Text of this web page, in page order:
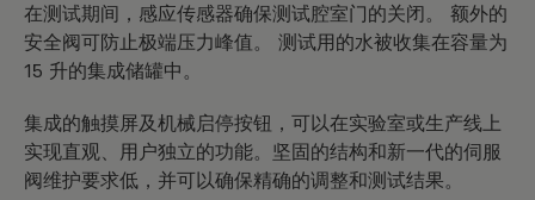
在测试期间，感应传感器确保测试腔室门的关闭。 额外的
安全阀可防止极端压力峰值。 测试用的水被收集在容量为
15 升的集成储罐中。
集成的触摸屏及机械启停按钮，可以在实验室或生产线上
实现直观、用户独立的功能。坚固的结构和新一代的伺服
阀维护要求低，并可以确保精确的调整和测试结果。